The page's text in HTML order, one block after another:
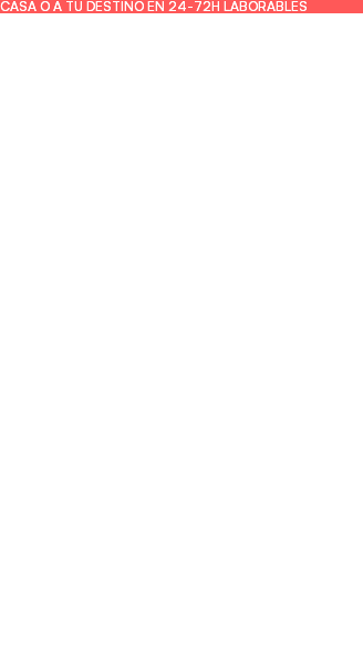
O A TU DESTINO EN 24-72H LABORABLES
O A TU DESTINO EN 24-72H LABORABLES